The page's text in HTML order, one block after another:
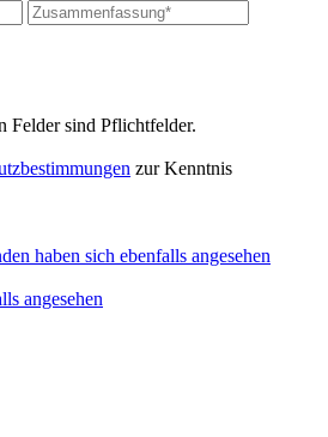
Felder sind Pflichtfelder.
zur Kenntnis
haben sich ebenfalls angesehen
angesehen